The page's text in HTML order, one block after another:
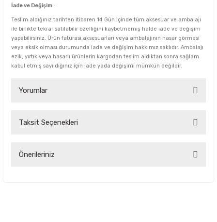
İade ve Değişim :
Teslim aldığınız tarihten itibaren 14 Gün içinde tüm aksesuar ve ambalajı
ile birlikte tekrar satılabilir özelliğini kaybetmemiş halde iade ve değişim
yapabilirsiniz. Ürün faturası,aksesuarları veya ambalajının hasar görmesi
veya eksik olması durumunda iade ve değişim hakkımız saklıdır. Ambalajı
ezik, yırtık veya hasarlı ürünlerin kargodan teslim aldıktan sonra sağlam
kabul etmiş sayıldığınız için iade yada değişimi mümkün değildir.
Yorumlar
Bu ürüne ilk yorumu siz yapın!
Taksit Seçenekleri
Önerileriniz